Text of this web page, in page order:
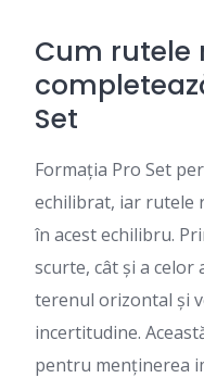
Cum rutele
Set
Formația Pro Set
echilibrat, iar rutele
în acest echilibru.
scurte, cât și a celor
terenul orizontal și
incertitudine.
pentru menținerea